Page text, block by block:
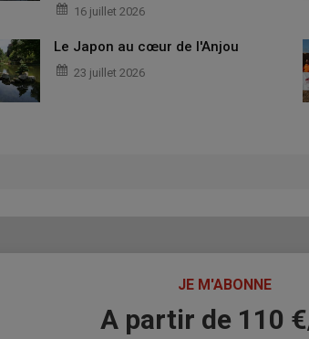
16 juillet 2026
Le Japon au cœur de l'Anjou
23 juillet 2026
JE M'ABONNE
A partir de 110